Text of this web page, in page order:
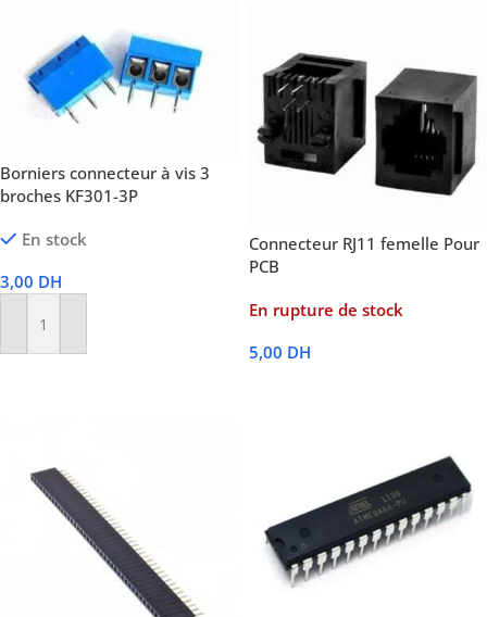
Borniers connecteur à vis 3
broches KF301-3P
En stock
3,00 DH
Ajouter Au Panier
Connecteur RJ11 femelle Pour
PCB
En rupture de stock
5,00 DH